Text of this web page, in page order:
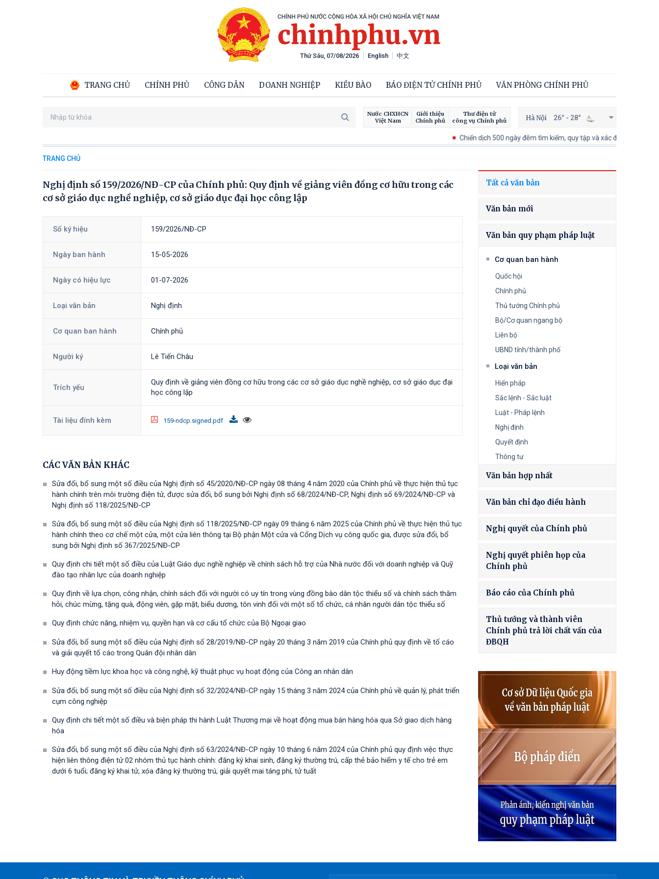
English 中文
TRANG CHỦ CHÍNH PHỦ CÔNG DÂN DOANH NGHIỆP KIỀU BÀO BÁO ĐIỆN TỬ CHÍNH PHỦ VĂN PHÒNG CHÍNH PHỦ
Thứ Sáu, 07/08/2026
Nước CHXHCN
Việt Nam
Giới thiệu
Chính phủ
Thư điện tử
công vụ Chính phủ
Hà Nội 26° - 28°
Chiến dịch 500 ngày đêm tìm kiếm, quy tập và xác định danh tính hài cốt
TRANG CHỦ
Nghị định số 159/2026/NĐ-CP của Chính phủ: Quy định về giảng viên đồng cơ hữu trong các
cơ sở giáo dục nghề nghiệp, cơ sở giáo dục đại học công lập
Số ký hiệu 159/2026/NĐ-CP
Ngày ban hành 15-05-2026
Ngày có hiệu lực 01-07-2026
Loại văn bản Nghị định
Cơ quan ban hành Chính phủ
Người ký Lê Tiến Châu
Trích yếu
Quy định về giảng viên đồng cơ hữu trong các cơ sở giáo dục nghề nghiệp, cơ sở giáo dục đại
học công lập
Tài liệu đính kèm 159-ndcp.signed.pdf
CÁC VĂN BẢN KHÁC
Sửa đổi, bổ sung một số điều của Nghị định số 45/2020/NĐ-CP ngày 08 tháng 4 năm 2020 của Chính phủ về thực hiện thủ tục
hành chính trên môi trường điện tử, được sửa đổi, bổ sung bởi Nghị định số 68/2024/NĐ-CP, Nghị định số 69/2024/NĐ-CP và
Nghị định số 118/2025/NĐ-СР
Sửa đổi, bổ sung một số điều của Nghị định số 118/2025/NĐ-CP ngày 09 tháng 6 năm 2025 của Chính phủ về thực hiện thủ tục
hành chính theo cơ chế một cửa, một cửa liên thông tại Bộ phận Một cửa và Cổng Dịch vụ công quốc gia, được sửa đổi, bổ
sung bởi Nghị định số 367/2025/NĐ-СР
Quy định chi tiết một số điều của Luật Giáo dục nghề nghiệp về chính sách hỗ trợ của Nhà nước đối với doanh nghiệp và Quỹ
đào tạo nhân lực của doanh nghiệp
Quy định về lựa chọn, công nhận, chính sách đối với người có uy tín trong vùng đồng bào dân tộc thiểu số và chính sách thăm
hỏi, chúc mừng, tặng quà, động viên, gặp mặt, biểu dương, tôn vinh đối với một số tổ chức, cá nhân người dân tộc thiểu số
Quy định chức năng, nhiệm vụ, quyền hạn và cơ cấu tổ chức của Bộ Ngoại giao
Sửa đổi, bổ sung một số điều của Nghị định số 28/2019/NĐ-CР ngày 20 tháng 3 năm 2019 của Chính phủ quy định về tố cáo
và giải quyết tố cáo trong Quân đội nhân dân
Huy động tiềm lực khoa học và công nghệ, kỹ thuật phục vụ hoạt động của Công an nhân dân
Sửa đổi, bổ sung một số điều của Nghị định số 32/2024/NĐ-CP ngày 15 tháng 3 năm 2024 của Chính phủ về quản lý, phát triển
cụm công nghiệp
Quy định chi tiết một số điều và biện pháp thi hành Luật Thương mại về hoạt động mua bán hàng hóa qua Sở giao dịch hàng
hóa
Sửa đổi, bổ sung một số điều của Nghị định số 63/2024/NĐ-CP ngày 10 tháng 6 năm 2024 của Chính phủ quy định việc thực
hiện liên thông điện tử 02 nhóm thủ tục hành chính: đăng ký khai sinh, đăng ký thường trú, cấp thẻ bảo hiểm y tế cho trẻ em
dưới 6 tuổi; đăng ký khai tử, xóa đăng ký thường trú, giải quyết mai táng phí, tử tuất
Tất cả văn bản
Văn bản mới
Văn bản quy phạm pháp luật
Cơ quan ban hành
Quốc hội
Chính phủ
Thủ tướng Chính phủ
Bộ/Cơ quan ngang bộ
Liên bộ
UBND tỉnh/thành phố
Loại văn bản
Hiến pháp
Sắc lệnh - Sắc luật
Luật - Pháp lệnh
Nghị định
Quyết định
Thông tư
Văn bản hợp nhất
Văn bản chỉ đạo điều hành
Nghị quyết của Chính phủ
Nghị quyết phiên họp của
Chính phủ
Báo cáo của Chính phủ
Thủ tướng và thành viên
Chính phủ trả lời chất vấn của
ĐBQH